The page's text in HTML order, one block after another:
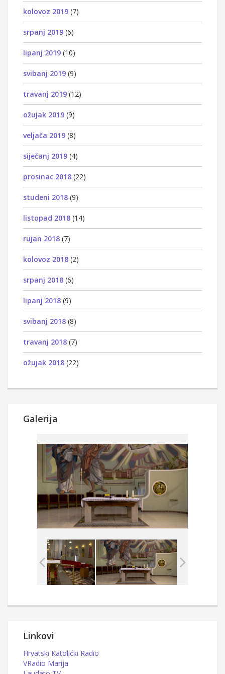
kolovoz 2019 (7)
srpanj 2019 (6)
lipanj 2019 (10)
svibanj 2019 (9)
travanj 2019 (12)
ožujak 2019 (9)
veljača 2019 (8)
siječanj 2019 (4)
prosinac 2018 (22)
studeni 2018 (9)
listopad 2018 (14)
rujan 2018 (7)
kolovoz 2018 (2)
srpanj 2018 (6)
lipanj 2018 (9)
svibanj 2018 (8)
travanj 2018 (7)
ožujak 2018 (22)
Galerija
Linkovi
Hrvatski Katolički Radio
VRadio Marija